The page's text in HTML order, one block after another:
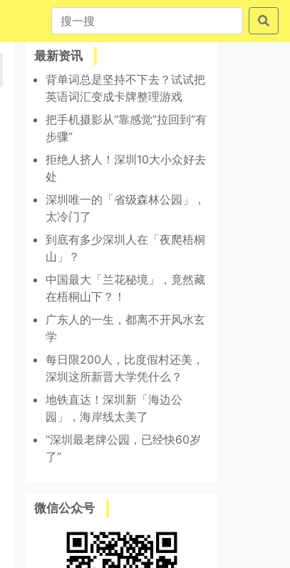
最新资讯
背单词总是坚持不下去？试试把
英语词汇变成卡牌整理游戏
把手机摄影从“靠感觉”拉回到“有
步骤”
拒绝人挤人！深圳10大小众好去
处
深圳唯一的「省级森林公园」，
太冷门了
到底有多少深圳人在「夜爬梧桐
山」？
中国最大「兰花秘境」，竟然藏
在梧桐山下？！
广东人的一生，都离不开风水玄
学
每日限200人，比度假村还美，
深圳这所新晋大学凭什么？
地铁直达！深圳新「海边公
园」，海岸线太美了
“深圳最老牌公园，已经快60岁
了”
微信公众号